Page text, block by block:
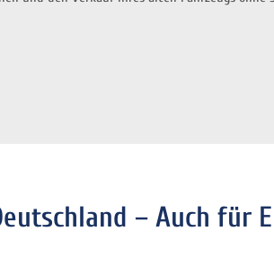
– Auch für